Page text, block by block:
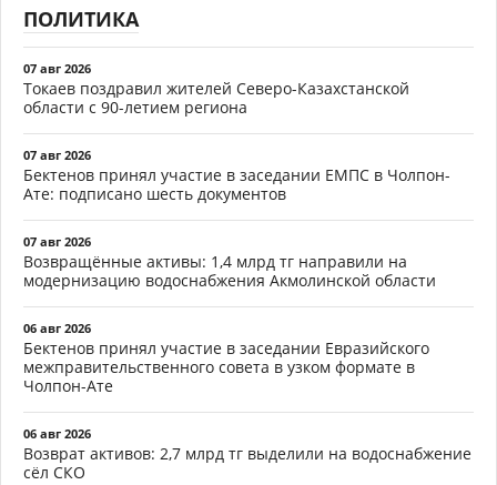
ПОЛИТИКА
07 авг 2026
Токаев поздравил жителей Северо-Казахстанской
области с 90-летием региона
07 авг 2026
Бектенов принял участие в заседании ЕМПС в Чолпон-
Ате: подписано шесть документов
07 авг 2026
Возвращённые активы: 1,4 млрд тг направили на
модернизацию водоснабжения Акмолинской области
06 авг 2026
Бектенов принял участие в заседании Евразийского
межправительственного совета в узком формате в
Чолпон-Ате
06 авг 2026
Возврат активов: 2,7 млрд тг выделили на водоснабжение
сёл СКО